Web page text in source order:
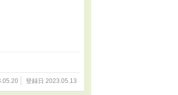
登録日 2023.05.13